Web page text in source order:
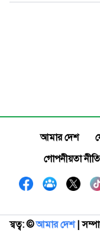
আমার দেশ
গোপনীয়তা নীতি
স্বত্ব: ©️আমার দেশ|